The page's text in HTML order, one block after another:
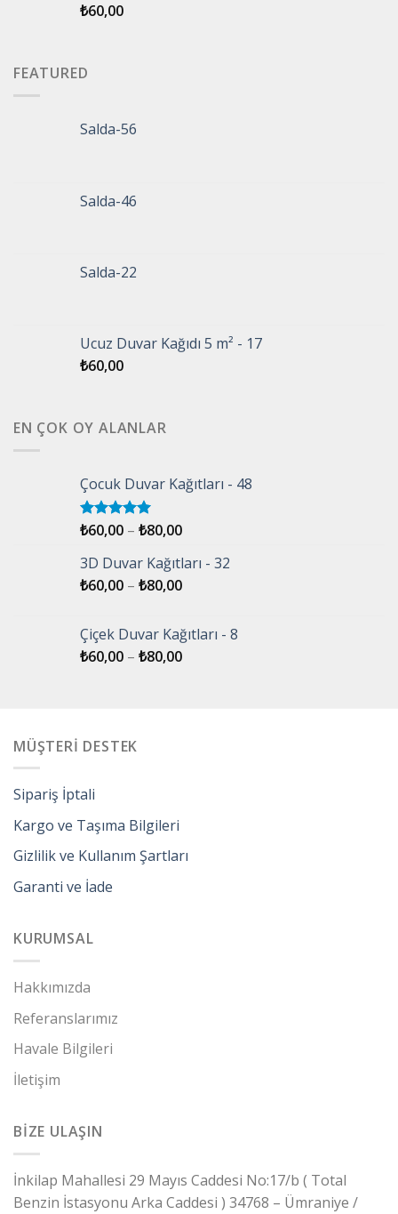
₺60,00
FEATURED
Salda-56
Salda-46
Salda-22
Ucuz Duvar Kağıdı 5 m² - 17
₺60,00
EN ÇOK OY ALANLAR
Çocuk Duvar Kağıtları - 48
5 üzerinden
5.00oy
aldı
₺60,00 – ₺80,00
3D Duvar Kağıtları - 32
₺60,00 – ₺80,00
Çiçek Duvar Kağıtları - 8
₺60,00 – ₺80,00
MÜŞTERİ DESTEK
Sipariş İptali
Kargo ve Taşıma Bilgileri
Gizlilik ve Kullanım Şartları
Garanti ve İade
KURUMSAL
Hakkımızda
Referanslarımız
Havale Bilgileri
İletişim
BİZE ULAŞIN
İnkilap Mahallesi 29 Mayıs Caddesi No:17/b ( Total
Benzin İstasyonu Arka Caddesi ) 34768 – Ümraniye /